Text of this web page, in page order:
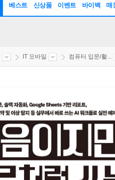
베스트 신상품 이벤트 바이백 매
IT 모바일 컴퓨터 입문/활...